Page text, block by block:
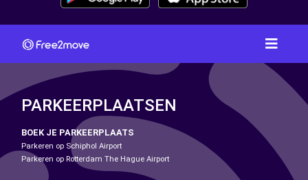
PARKEERPLAATSEN
BOEK JE PARKEERPLAATS
Parkeren op Schiphol Airport
Parkeren op Rotterdam The Hague Airport